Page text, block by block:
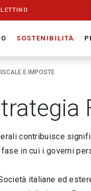
SOSTENIBILITÀ
E IMPOSTE
contribuisce
fase in cui i governi
italiane ed